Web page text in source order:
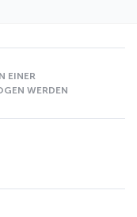
EINER
WERDEN